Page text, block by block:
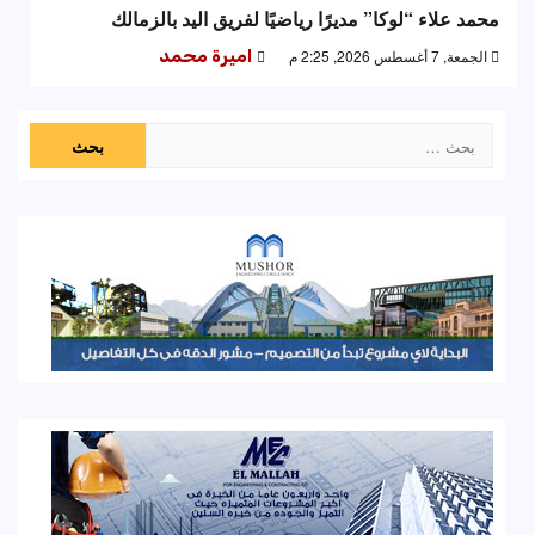
محمد علاء “لوكا” مديرًا رياضيًا لفريق اليد بالزمالك
الجمعة, 7 أغسطس 2026, 2:25 م اميرة محمد
عن: